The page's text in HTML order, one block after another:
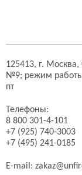
125413, г. Москва,
№9; режим
пт
Телефоны:
8 800 301-4-101
+7 (925) 740-3003
+7 (495) 241-0185
E-mail: